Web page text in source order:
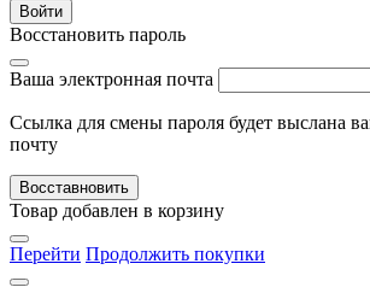
Войти
Восстановить пароль
Ваша электронная почта
Ссылка для смены пароля будет выслана
почту
Восставновить
Товар добавлен в корзину
Перейти Продолжить покупки